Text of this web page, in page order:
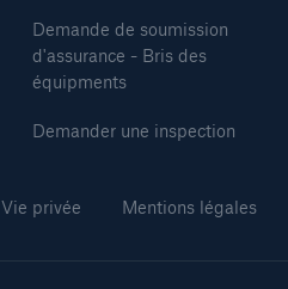
Demande de soumission
d'assurance - Bris des
équipments
Demander une inspection
Vie privée Mentions légales